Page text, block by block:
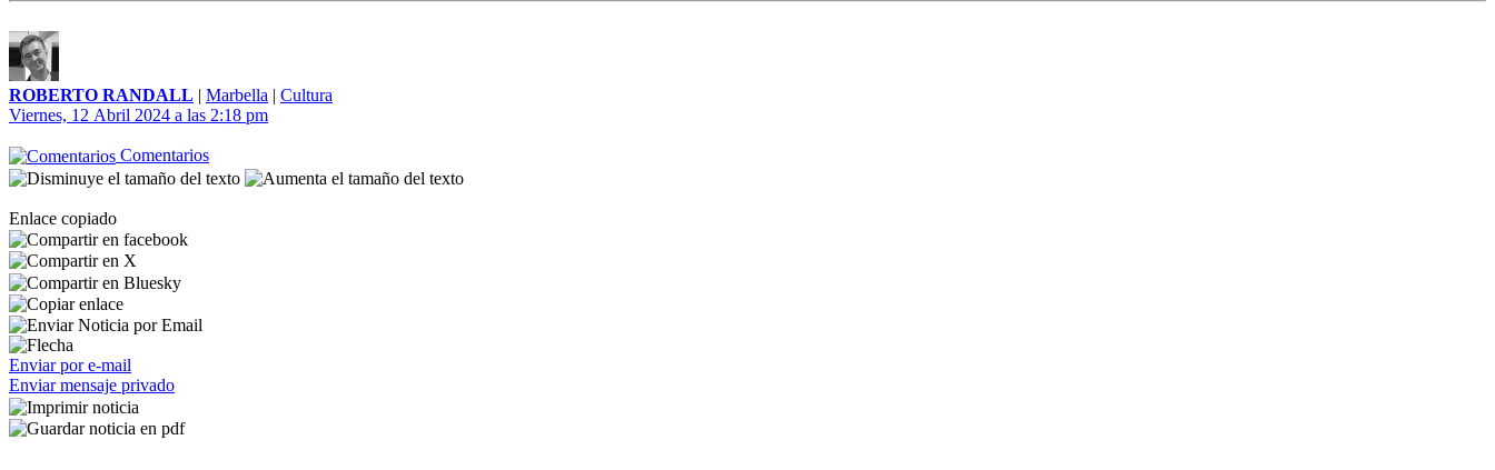
ROBERTO RANDALL | Marbella | Cultura
Viernes, 12 Abril 2024 a las 2:18 pm
Comentarios
Enlace copiado
Enviar por e-mail
Enviar mensaje privado